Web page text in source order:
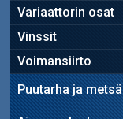
Variaattorin osat
Vinssit
Voimansiirto
Puutarha ja metsä